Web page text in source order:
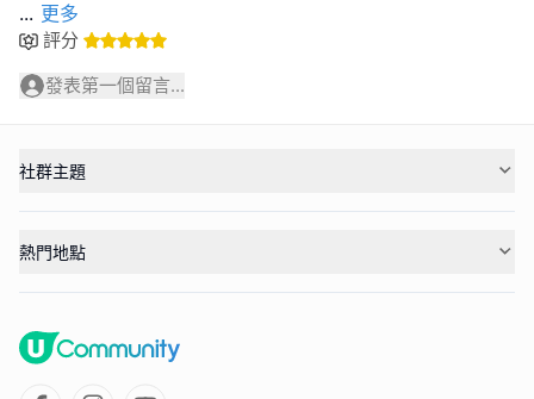
... 更多
評分
發表第一個留言...
社群主題
熱門地點